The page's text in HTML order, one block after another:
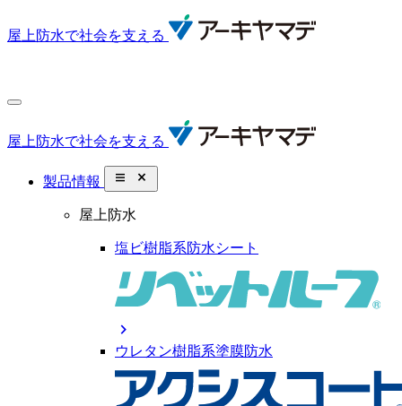
屋上防水で社会を支える
屋上防水で社会を支える
製品情報 close_small
屋上防水
塩ビ樹脂系防水シート
chevron_right
ウレタン樹脂系塗膜防水